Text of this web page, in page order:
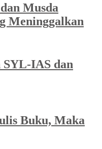
Musda
Meninggalkan
SYL-IAS dan
Buku, Maka